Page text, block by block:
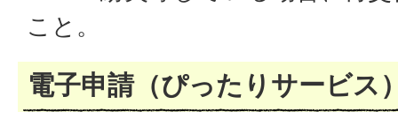
こと。
電子申請（ぴったりサービス